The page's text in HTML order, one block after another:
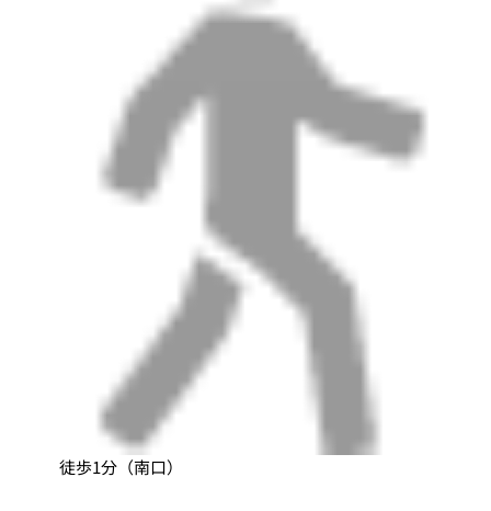
徒歩1分（南口）